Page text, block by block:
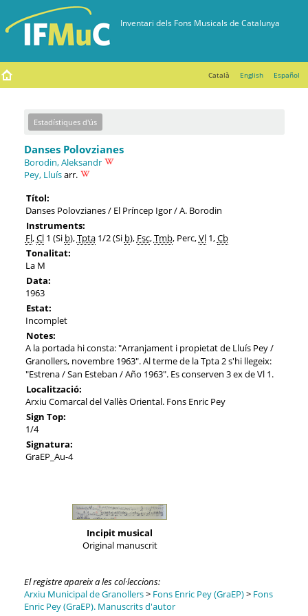
Català English Español
Estadístiques d'ús
Danses Polovzianes
Borodin, Aleksandr
Pey, Lluísarr.
Títol:
Danses Polovzianes / El Príncep Igor / A. Borodin
Instruments:
Fl,Cl1 (Si b),Tpta1/2 (Si b), Fsc,Tmb, Perc,Vl1,Cb
Tonalitat:
La M
Data:
1963
Estat:
Incomplet
Notes:
A la portada hi consta: "Arranjament i propietat de Lluís Pey /
Granollers, novembre 1963". Al terme de la Tpta 2 s'hi llegeix:
"Estrena / San Esteban / Año 1963". Es conserven 3 ex de Vl 1.
Localització:
Arxiu Comarcal del Vallès Oriental. Fons Enric Pey
Sign Top:
1/4
Signatura:
GraEP_Au-4
Incipit musical
Original manuscrit
El registre apareix a les col·leccions:
Arxiu Municipal de Granollers> Fons Enric Pey (GraEP)> Fons
Enric Pey (GraEP). Manuscrits d'autor